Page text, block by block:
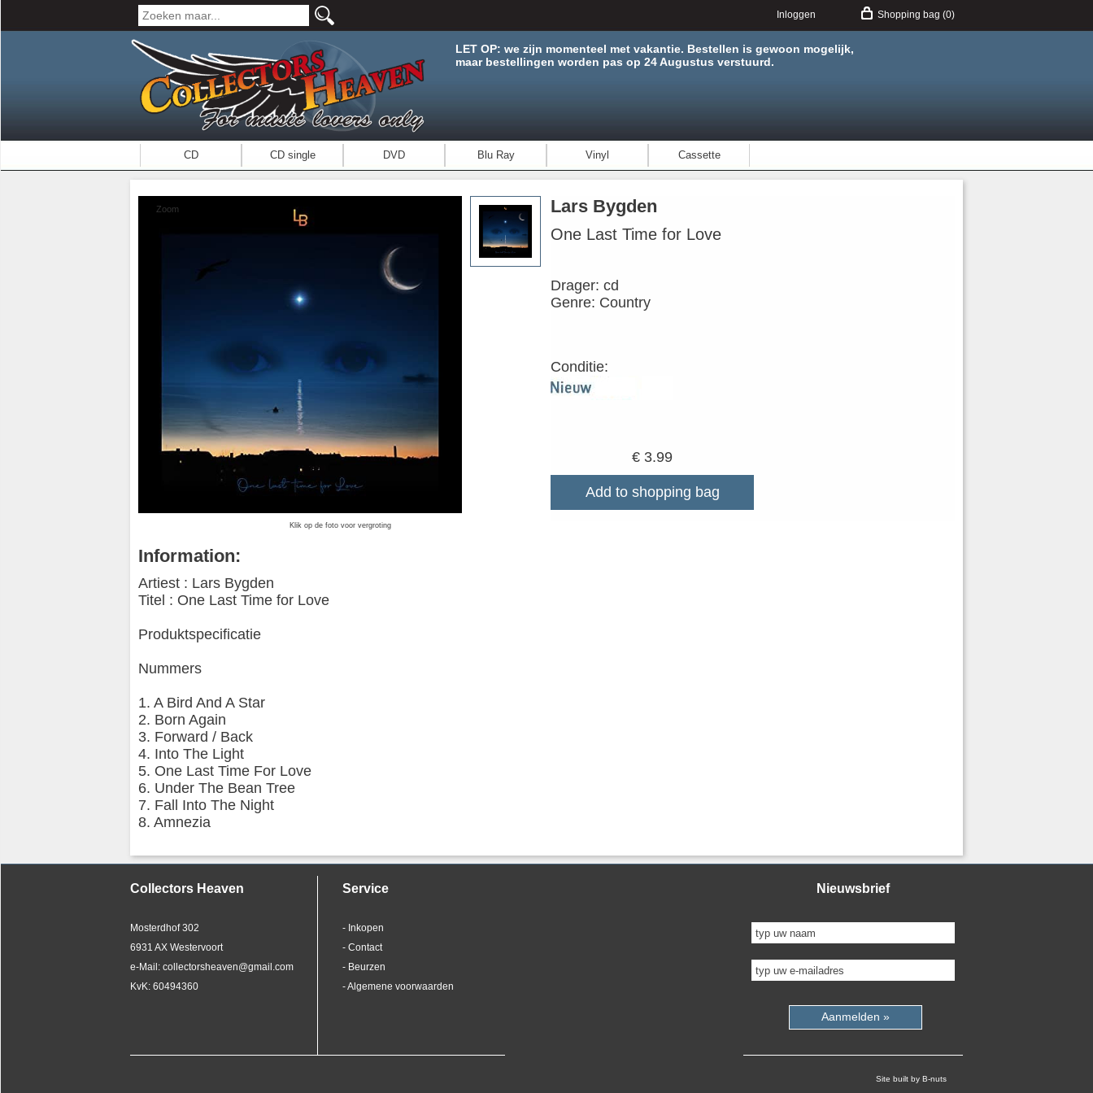
Shopping bag (0)
Inloggen
LET OP: we zijn momenteel met vakantie. Bestellen is gewoon mogelijk,
maar bestellingen worden pas op 24 Augustus verstuurd.
CD CD single DVD Blu Ray Vinyl Cassette
Zoom
Klik op de foto voor vergroting
Lars Bygden
One Last Time for Love
Drager: cd
Genre: Country
Conditie:
€ 3.99
Add to shopping bag
Information:
Artiest : Lars Bygden
Titel : One Last Time for Love
Produktspecificatie
Nummers
1. A Bird And A Star
2. Born Again
3. Forward / Back
4. Into The Light
5. One Last Time For Love
6. Under The Bean Tree
7. Fall Into The Night
8. Amnezia
Nieuwsbrief
Aanmelden »
Collectors Heaven
Mosterdhof 302
6931 AX Westervoort
e-Mail: collectorsheaven@gmail.com
KvK: 60494360
Service
- Inkopen
- Contact
- Beurzen
- Algemene voorwaarden
Site built by B-nuts